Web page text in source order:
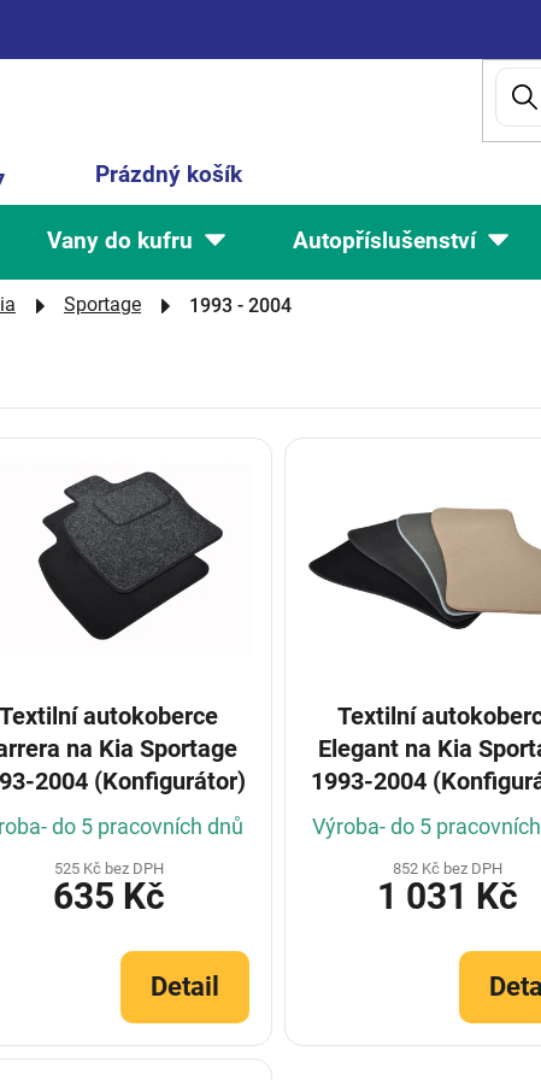
Nákupní
košík
Prázdný košík
Vany do kufru Autopříslušenství
Sportage 1993 - 2004
Textilní autokoberce
na Kia Sportage
2004 (Konfigurátor)
do 5 pracovních dnů
525 Kč bez DPH
635 Kč
Detail
Textilní
Elegant na Kia
1993-2004
Výroba- do 5
852 Kč bez DPH
1 031 Kč